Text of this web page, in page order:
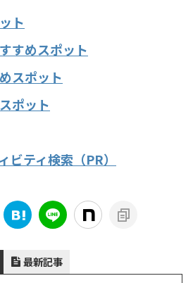
ト
すめスポット
スポット
ポット
ビティ検索（PR）
最新記事